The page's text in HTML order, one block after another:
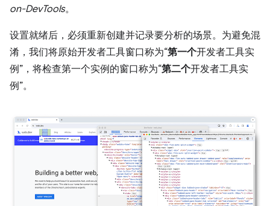
on-DevTools。
设置就绪后，必须重新创建并记录要分析的场景。为避免混
淆，我们将原始开发者工具窗口称为“第一个开发者工具实
例”，将检查第一个实例的窗口称为“第二个开发者工具实
例”。